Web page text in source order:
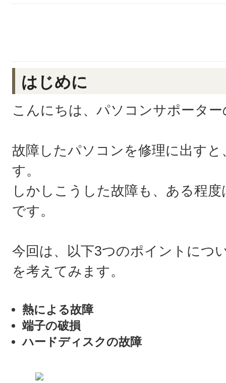
はじめに
こんにちは、パソコンサポータ
故障したパソコンを修理に出す
す。
しかしこうした故障も、ある程
です。
今回は、以下3つのポイントにつ
を考えてみます。
熱による故障
端子の破損
ハードディスクの故障